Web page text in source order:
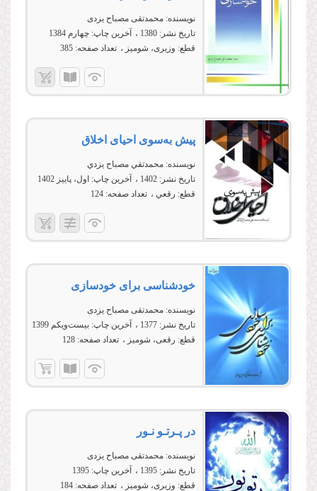
نویسنده: محمدتقی مصباح یزدی
تاریخ نشر: 1380 آخرین چاپ: چهارم 1384
قطع: وزیری، شومیز تعداد صفحه: 385
پیش‌ به‌سوی احیای اخلاق
نویسنده: محمدتقي مصباح يزدي
تاریخ نشر: 1402 آخرین چاپ: اول، پاییز 1402
قطع: رقعي تعداد صفحه: 124
خودشناسی برای خودسازی
نویسنده: محمدتقی مصباح یزدی
تاریخ نشر: 1377 آخرین چاپ: بیست‌ویکم 1399
قطع: رقعی، شومیز تعداد صفحه: 128
در پـرتـو نـور
نویسنده: محمدتقی مصباح یزدی
تاریخ نشر: 1395 آخرین چاپ: 1395
قطع: وزیری، شومیز تعداد صفحه: 184